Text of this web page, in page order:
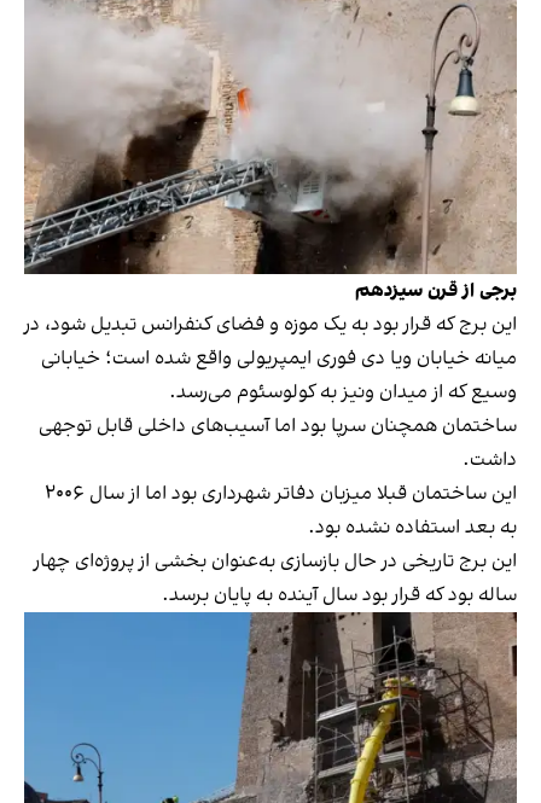
برجی از قرن سیزدهم
این برج که قرار بود به یک موزه و فضای کنفرانس تبدیل شود، در
میانه خیابان ویا دی فوری ایمپریولی واقع شده است؛ خیابانی
وسیع که از میدان ونیز به کولوسئوم می‌رسد.
ساختمان همچنان سرپا بود اما آسیب‌های داخلی قابل توجهی
داشت.
این ساختمان قبلا میزبان دفاتر شهرداری بود اما از سال ۲۰۰۶
به بعد استفاده نشده بود.
این برج تاریخی در حال بازسازی به‌عنوان بخشی از پروژه‌ای چهار
ساله بود که قرار بود سال آینده به پایان برسد.